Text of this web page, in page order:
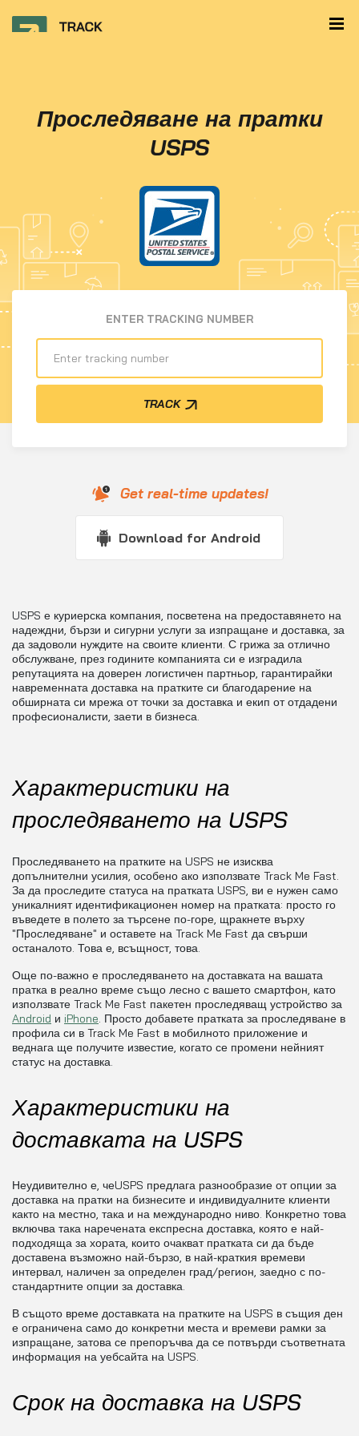
Проследяване на пратки
USPS
ENTER TRACKING NUMBER
TRACK
Get real-time updates!
Download for Android
USPS е куриерска компания, посветена на предоставянето на
надеждни, бързи и сигурни услуги за изпращане и доставка, за
да задоволи нуждите на своите клиенти. С грижа за отлично
обслужване, през годините компанията си е изградила
репутацията на доверен логистичен партньор, гарантирайки
навременната доставка на пратките си благодарение на
обширната си мрежа от точки за доставка и екип от отдадени
професионалисти, заети в бизнеса.
Характеристики на
проследяването на USPS
Проследяването на пратките на USPS не изисква
допълнителни усилия, особено ако използвате Track Me Fast.
За да проследите статуса на пратката USPS, ви е нужен само
уникалният идентификационен номер на пратката: просто го
въведете в полето за търсене по-горе, щракнете върху
"Проследяване" и оставете на Track Me Fast да свърши
останалото. Това е, всъщност, това.
Още по-важно е проследяването на доставката на вашата
пратка в реално време също лесно с вашето смартфон, като
използвате Track Me Fast пакетен проследяващ устройство за
Android и iPhone. Просто добавете пратката за проследяване в
профила си в Track Me Fast в мобилното приложение и
веднага ще получите известие, когато се промени нейният
статус на доставка.
Характеристики на
доставката на USPS
Неудивително е, чеUSPS предлага разнообразие от опции за
доставка на пратки на бизнесите и индивидуалните клиенти
както на местно, така и на международно ниво. Конкретно това
включва така наречената експресна доставка, която е най-
подходяща за хората, които очакват пратката си да бъде
доставена възможно най-бързо, в най-краткия времеви
интервал, наличен за определен град/регион, заедно с по-
стандартните опции за доставка.
В същото време доставката на пратките на USPS в същия ден
е ограничена само до конкретни места и времеви рамки за
изпращане, затова се препоръчва да се потвърди съответната
информация на уебсайта на USPS.
Срок на доставка на USPS